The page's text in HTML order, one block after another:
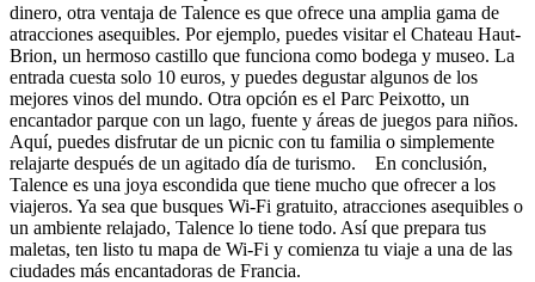
dinero, otra ventaja de Talence es que ofrece una amplia gama de
atracciones asequibles. Por ejemplo, puedes visitar el Chateau Haut-
Brion, un hermoso castillo que funciona como bodega y museo. La
entrada cuesta solo 10 euros, y puedes degustar algunos de los
mejores vinos del mundo. Otra opción es el Parc Peixotto, un
encantador parque con un lago, fuente y áreas de juegos para niños.
Aquí, puedes disfrutar de un picnic con tu familia o simplemente
relajarte después de un agitado día de turismo. En conclusión,
Talence es una joya escondida que tiene mucho que ofrecer a los
viajeros. Ya sea que busques Wi-Fi gratuito, atracciones asequibles o
un ambiente relajado, Talence lo tiene todo. Así que prepara tus
maletas, ten listo tu mapa de Wi-Fi y comienza tu viaje a una de las
ciudades más encantadoras de Francia.